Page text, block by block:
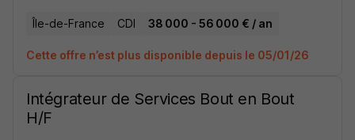
Île-de-France CDI 38 000 - 56 000 € / an
Cette offre n’est plus disponible depuis le 05/01/26
Intégrateur de Services Bout en Bout
H/F